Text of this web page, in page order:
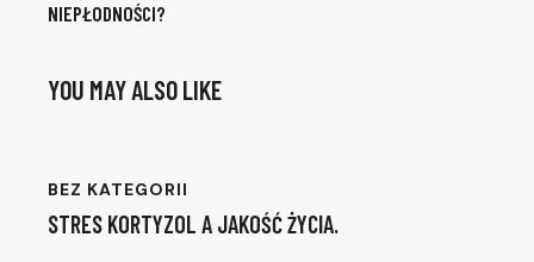
NIEPŁODNOŚCI?
YOU MAY ALSO LIKE
BEZ KATEGORII
STRES KORTYZOL A JAKOŚĆ ŻYCIA.